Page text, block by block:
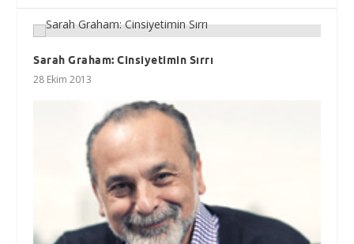
Sarah Graham: Cinsiyetimin Sırrı
28 Ekim 2013